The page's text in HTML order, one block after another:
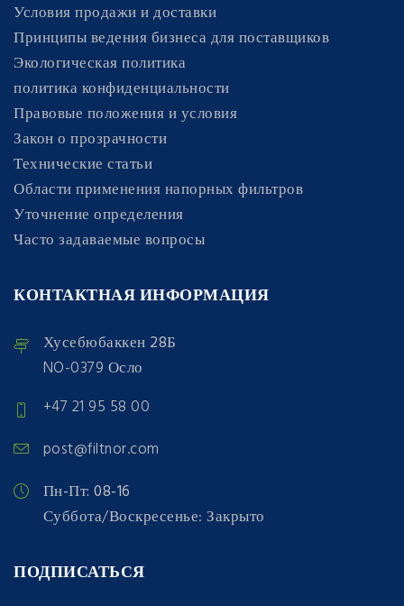
Условия продажи и доставки
Принципы ведения бизнеса для поставщиков
Экологическая политика
политика конфиденциальности
Правовые положения и условия
Закон о прозрачности
Технические статьи
Области применения напорных фильтров
Уточнение определения
Часто задаваемые вопросы
КОНТАКТНАЯ ИНФОРМАЦИЯ
Хусебюбаккен 28Б
NO-0379 Осло
+47 21 95 58 00
post@filtnor.com
Пн-Пт: 08-16
Суббота/Воскресенье: Закрыто
ПОДПИСАТЬСЯ